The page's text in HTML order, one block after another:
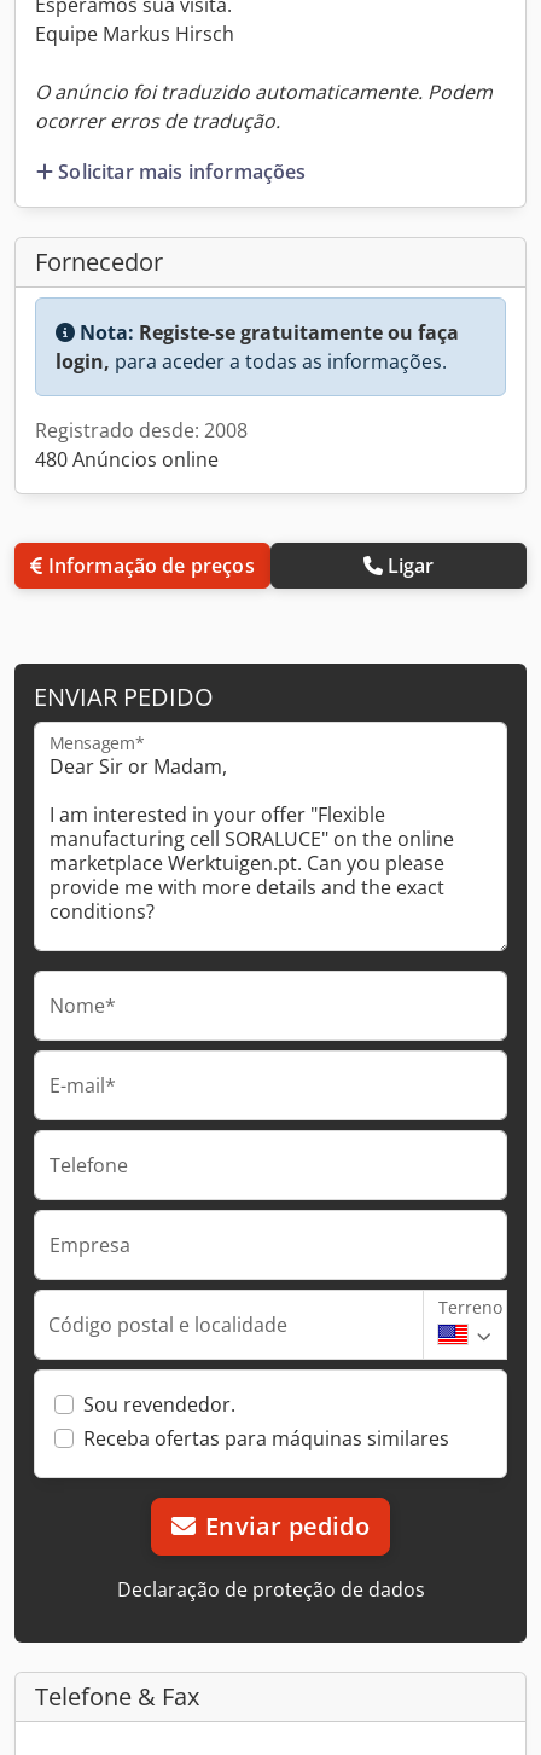
Equipe Markus Hirsch
O anúncio foi traduzido automaticamente. Podem
ocorrer erros de tradução.
Solicitar mais informações
Fornecedor
Nota: Registe-se gratuitamente ou faça
login, para aceder a todas as informações.
Registrado desde: 2008
480 Anúncios online
Informação de preços Ligar
ENVIAR PEDIDO
Mensagem*
Nome*
E-mail*
Telefone
Empresa
Código postal e localidade
Terreno
Sou revendedor.
Receba ofertas para máquinas similares
Enviar pedido
Declaração de proteção de dados
Telefone & Fax